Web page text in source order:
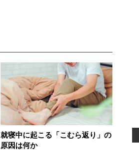
就寝中に起こる「こむら返り」の
原因は何か